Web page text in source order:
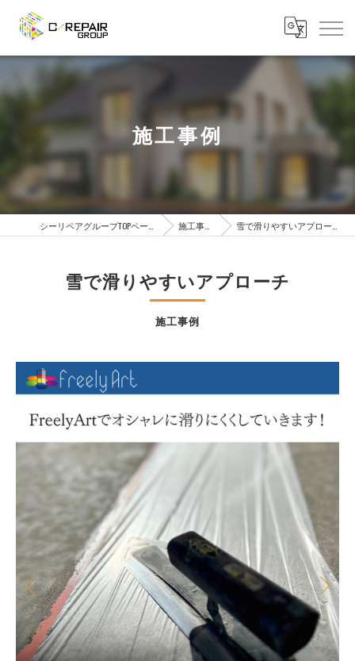
施工事例
施工事例 雪で滑りやすいアプローチ
施工事例
雪で滑りやすいアプローチ